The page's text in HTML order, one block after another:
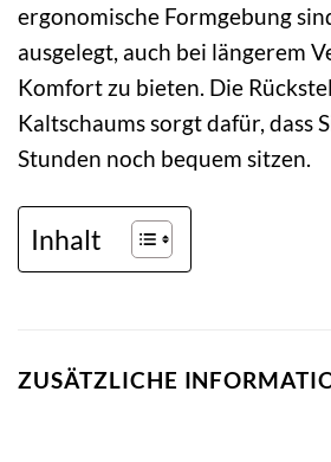
ergonomische Formgebung
ausgelegt, auch bei längerem
Komfort zu bieten. Die
Kaltschaums sorgt dafür, dass
Stunden noch bequem sitzen.
Inhalt
ZUSÄTZLICHE